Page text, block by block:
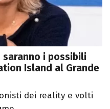
saranno i possibili
Island al Grande
dei reality e volti